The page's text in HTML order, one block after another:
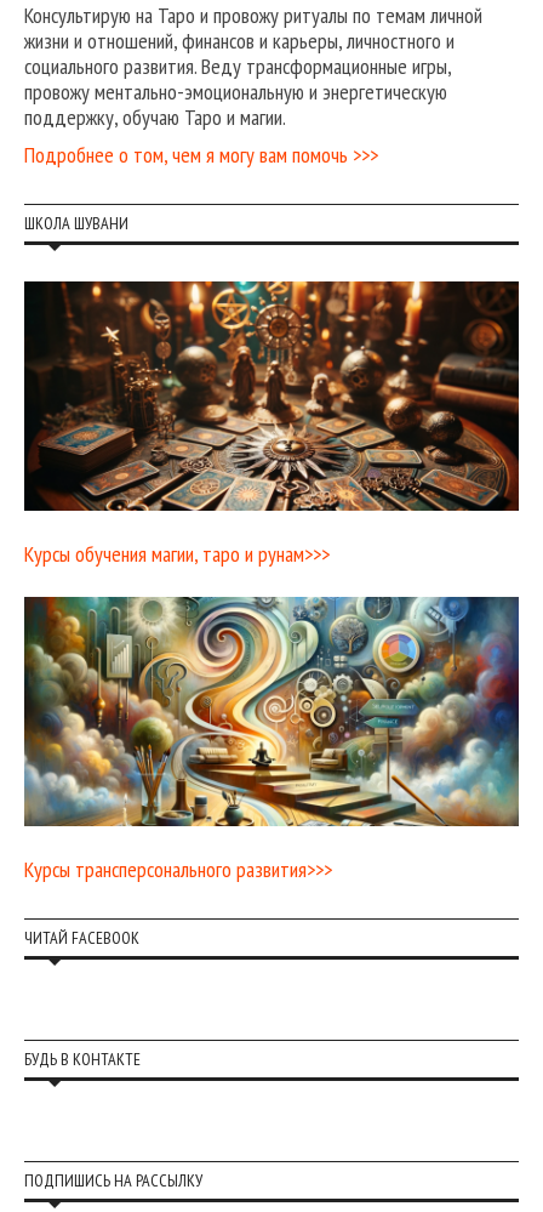
Консультирую на Таро и провожу ритуалы по темам личной
жизни и отношений, финансов и карьеры, личностного и
социального развития. Веду трансформационные игры,
провожу ментально-эмоциональную и энергетическую
поддержку, обучаю Таро и магии.
Подробнее о том, чем я могу вам помочь >>>
ШКОЛА ШУВАНИ
Курсы обучения магии, таро и рунам>>>
Курсы трансперсонального развития>>>
ЧИТАЙ FACEBOOK
БУДЬ В КОНТАКТЕ
ПОДПИШИСЬ НА РАССЫЛКУ